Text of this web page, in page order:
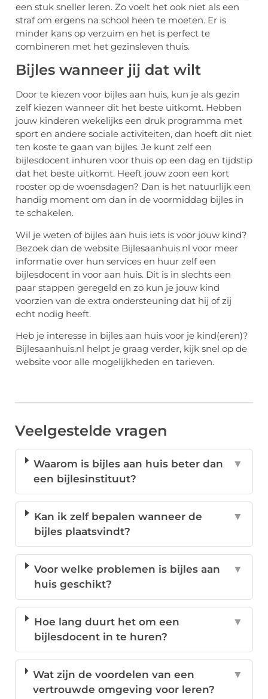
een stuk sneller leren. Zo voelt het ook niet als een
straf om ergens na school heen te moeten. Er is
minder kans op verzuim en het is perfect te
combineren met het gezinsleven thuis.
Bijles wanneer jij dat wilt
Door te kiezen voor bijles aan huis, kun je als gezin
zelf kiezen wanneer dit het beste uitkomt. Hebben
jouw kinderen wekelijks een druk programma met
sport en andere sociale activiteiten, dan hoeft dit niet
ten koste te gaan van bijles. Je kunt zelf een
bijlesdocent inhuren voor thuis op een dag en tijdstip
dat het beste uitkomt. Heeft jouw zoon een kort
rooster op de woensdagen? Dan is het natuurlijk een
handig moment om dan in de voormiddag bijles in
te schakelen.
Wil je weten of bijles aan huis iets is voor jouw kind?
Bezoek dan de website Bijlesaanhuis.nl voor meer
informatie over hun services en huur zelf een
bijlesdocent in voor aan huis. Dit is in slechts een
paar stappen geregeld en zo kun je jouw kind
voorzien van de extra ondersteuning dat hij of zij
echt nodig heeft.
Heb je interesse in bijles aan huis voor je kind(eren)?
Bijlesaanhuis.nl helpt je graag verder, kijk snel op de
website voor alle mogelijkheden en tarieven.
Veelgestelde vragen
Waarom is bijles aan huis beter dan
een bijlesinstituut?
▼
Kan ik zelf bepalen wanneer de
bijles plaatsvindt?
▼
Voor welke problemen is bijles aan
huis geschikt?
▼
Hoe lang duurt het om een
bijlesdocent in te huren?
▼
Wat zijn de voordelen van een
vertrouwde omgeving voor leren?
▼